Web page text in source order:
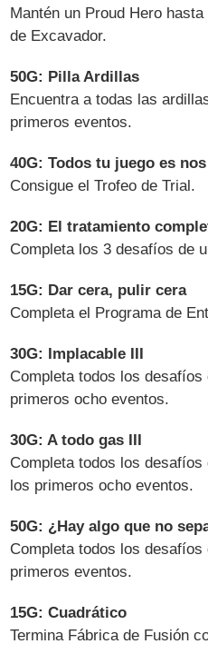
Mantén un Proud Hero
de Excavador.
50G: Pilla Ardillas
Encuentra a todas las
primeros eventos.
40G: Todos tu juego es
Consigue el Trofeo de Trial.
20G: El tratamiento
Completa los 3 desafíos de
15G: Dar cera, pulir cera
Completa el Programa de
30G: Implacable III
Completa todos los
primeros ocho eventos.
30G: A todo gas III
Completa todos los desafíos
los primeros ocho eventos.
50G: ¿Hay algo que no
Completa todos los
primeros eventos.
15G: Cuadrático
Termina Fábrica de Fusión